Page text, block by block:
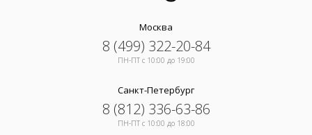
Москва
8 (499) 322-20-84
ПН-ПТ c 10:00 до 19:00
Санкт-Петербург
8 (812) 336-63-86
ПН-ПТ c 10:00 до 18:00